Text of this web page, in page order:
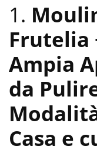
1.
Frutelia
Ampia
da
Casa e